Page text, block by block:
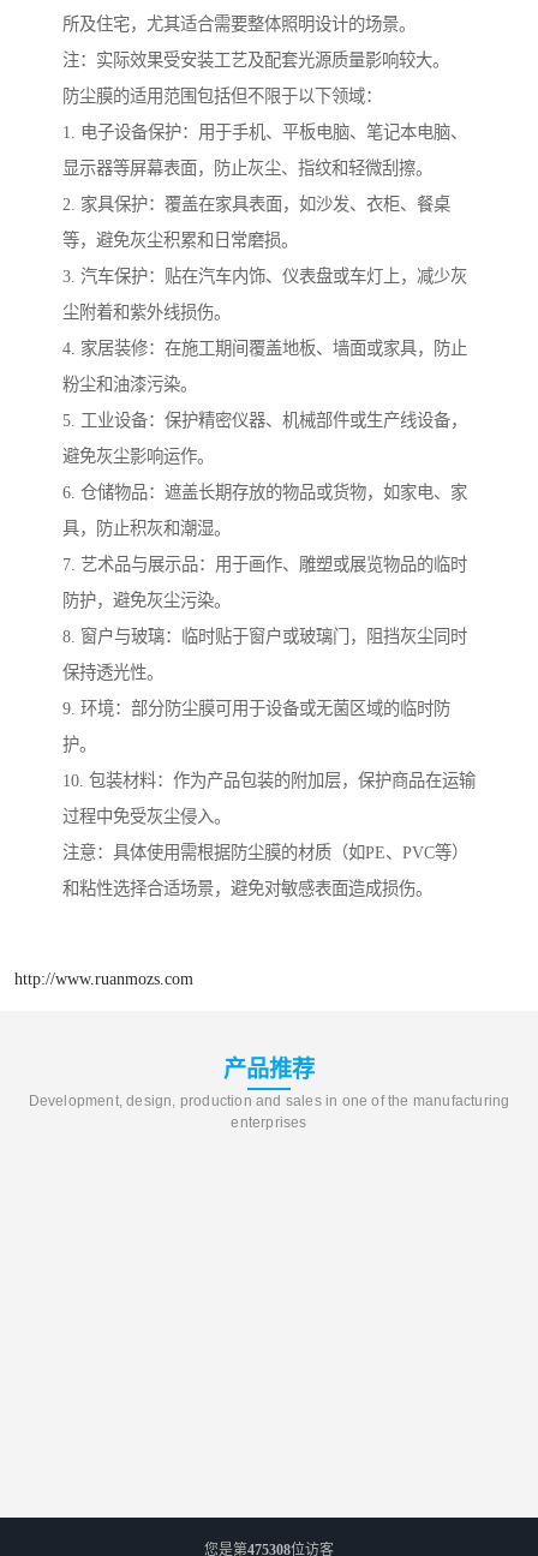
所及住宅，尤其适合需要整体照明设计的场景。
注：实际效果受安装工艺及配套光源质量影响较大。
防尘膜的适用范围包括但不限于以下领域：
1. 电子设备保护：用于手机、平板电脑、笔记本电脑、
显示器等屏幕表面，防止灰尘、指纹和轻微刮擦。
2. 家具保护：覆盖在家具表面，如沙发、衣柜、餐桌
等，避免灰尘积累和日常磨损。
3. 汽车保护：贴在汽车内饰、仪表盘或车灯上，减少灰
尘附着和紫外线损伤。
4. 家居装修：在施工期间覆盖地板、墙面或家具，防止
粉尘和油漆污染。
5. 工业设备：保护精密仪器、机械部件或生产线设备，
避免灰尘影响运作。
6. 仓储物品：遮盖长期存放的物品或货物，如家电、家
具，防止积灰和潮湿。
7. 艺术品与展示品：用于画作、雕塑或展览物品的临时
防护，避免灰尘污染。
8. 窗户与玻璃：临时贴于窗户或玻璃门，阻挡灰尘同时
保持透光性。
9. 环境：部分防尘膜可用于设备或无菌区域的临时防
护。
10. 包装材料：作为产品包装的附加层，保护商品在运输
过程中免受灰尘侵入。
注意：具体使用需根据防尘膜的材质（如PE、PVC等）
和粘性选择合适场景，避免对敏感表面造成损伤。
http://www.ruanmozs.com
产品推荐
Development, design, production and sales in one of the manufacturing
enterprises
您是第475308位访客